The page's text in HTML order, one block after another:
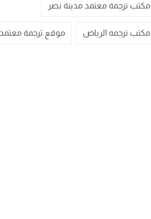
مكتب ترجمة معتمد مدينة نصر
مكتب ترجمه الرياض موقع ترجمة معتمد